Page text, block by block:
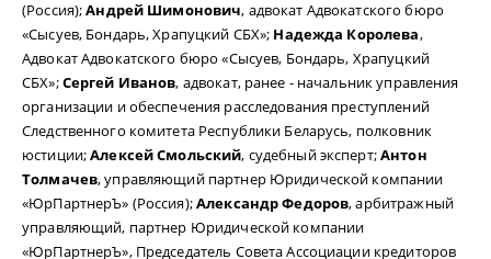
(Россия);Андрей Шимонович, адвокат Адвокатского бюро
«Сысуев, Бондарь, Храпуцкий СБХ»; Надежда Королева,
Адвокат Адвокатского бюро «Сысуев, Бондарь, Храпуцкий
СБХ»;Сергей Иванов, адвокат, ранее - начальник управления
организации и обеспечения расследования преступлений
Следственного комитета Республики Беларусь, полковник
юстиции;Алексей Смольский, судебный эксперт;Антон
Толмачев, управляющий партнер Юридической компании
«ЮрПартнерЪ» (Россия);Александр Федоров, арбитражный
управляющий, партнер Юридической компании
«ЮрПартнерЪ», Председатель Совета Ассоциации кредиторов